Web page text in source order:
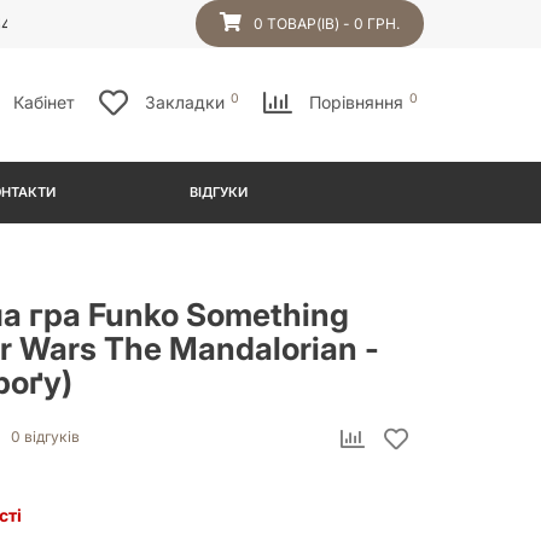
0 ТОВАР(ІВ) - 0 ГРН.
Кабінет Закладки 0 Порівняння 0
ВІДГУКИ
гра Funko Something
Wars The Mandalorian -
0 відгуків